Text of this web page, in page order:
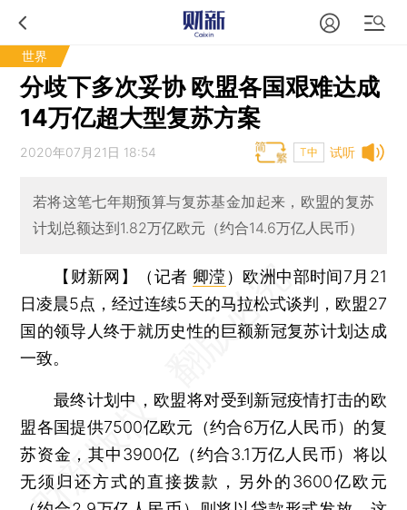
世界
分歧下多次妥协 欧盟各国艰难达成
14万亿超大型复苏方案
试听
2020年07月21日 18:54 T中
若将这笔七年期预算与复苏基金加起来，欧盟的复苏
计划总额达到1.82万亿欧元（约合14.6万亿人民币）
【财新网】（记者 卿滢） 欧洲中部时间7月21
日凌晨5点，经过连续5天的马拉松式谈判，欧盟27
国的领导人终于就历史性的巨额新冠复苏计划达成
一致。
最终计划中，欧盟将对受到新冠疫情打击的欧
盟各国提供7500亿欧元（约合6万亿人民币）的复
苏资金，其中3900亿（约合3.1万亿人民币）将以
无须归还方式的直接拨款，另外的3600亿欧元